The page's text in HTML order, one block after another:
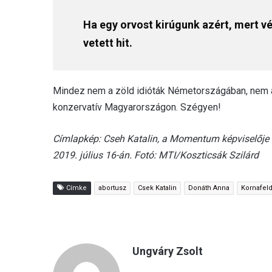
Ha egy orvost kirúgunk azért, mert
vetett hit.
Mindez nem a zöld idióták Németországában,
konzervatív Magyarországon. Szégyen!
Címlapkép: Cseh Katalin, a Momentum
2019. július 16-án. Fotó: MTI/Koszticsák Szilárd
Címke abortusz Csek Katalin Donáth Anna
Ungváry Zsolt